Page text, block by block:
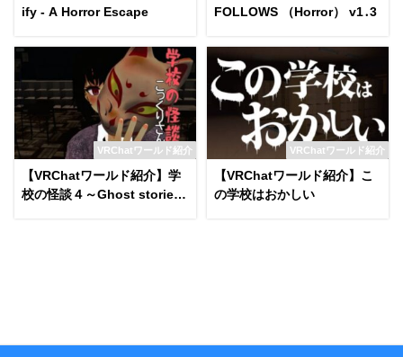
ify - A Horror Escape
FOLLOWS （Horror） v1․3
VRChatワールド紹介
【VRChatワールド紹介】学
校の怪談４～Ghost stories4
VRChatワールド紹介
【VRChatワールド紹介】こ
の学校はおかしい